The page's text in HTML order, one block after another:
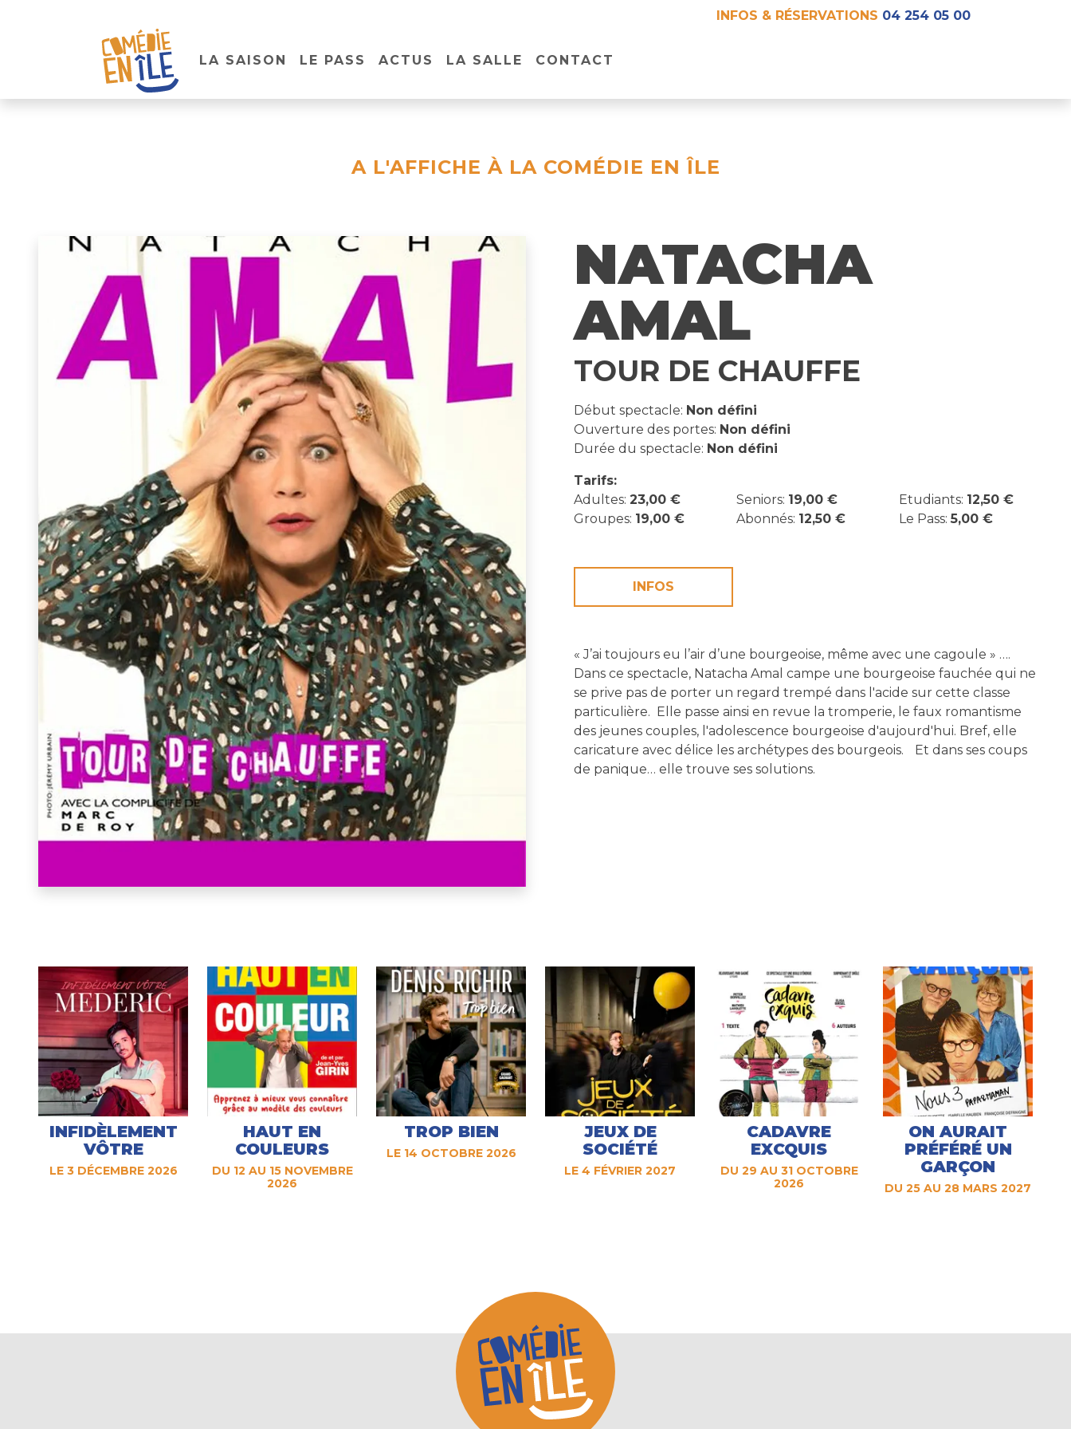
INFOS & RÉSERVATIONS 04 254 05 00
LA SAISON LE PASS ACTUS LA SALLE CONTACT
A L'AFFICHE À LA COMÉDIE EN ÎLE
NATACHA
AMAL
TOUR DE CHAUFFE
Début spectacle: Non défini
Ouverture des portes: Non défini
Durée du spectacle: Non défini
Tarifs:
Adultes: 23,00 € Seniors: 19,00 € Etudiants: 12,50 €
Groupes: 19,00 € Abonnés: 12,50 € Le Pass: 5,00 €
INFOS
« J’ai toujours eu l’air d’une bourgeoise, même avec une cagoule » ….
Dans ce spectacle, Natacha Amal campe une bourgeoise fauchée qui ne
se prive pas de porter un regard trempé dans l'acide sur cette classe
particulière. Elle passe ainsi en revue la tromperie, le faux romantisme
des jeunes couples, l'adolescence bourgeoise d'aujourd'hui. Bref, elle
caricature avec délice les archétypes des bourgeois. Et dans ses coups
de panique… elle trouve ses solutions.
INFIDÈLEMENT
VÔTRE
LE 3 DÉCEMBRE 2026
HAUT EN
COULEURS
DU 12 AU 15 NOVEMBRE
2026
TROP BIEN
LE 14 OCTOBRE 2026
JEUX DE
SOCIÉTÉ
LE 4 FÉVRIER 2027
CADAVRE
EXCQUIS
DU 29 AU 31 OCTOBRE
2026
ON AURAIT
PRÉFÉRÉ UN
GARÇON
DU 25 AU 28 MARS 2027